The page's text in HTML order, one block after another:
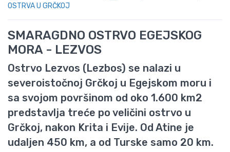
OSTRVA U GRČKOJ
SMARAGDNO OSTRVO EGEJSKOG
MORA - LEZVOS
Ostrvo Lezvos (Lezbos) se nalazi u
severoistočnoj Grčkoj u Egejskom moru i
sa svojom površinom od oko 1.600 km2
predstavlja treće po veličini ostrvo u
Grčkoj, nakon Krita i Evije. Od Atine je
udaljen 450 km, a od Turske samo 20 km.